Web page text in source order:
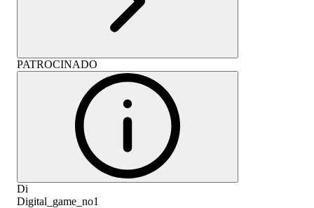
PATROCINADO
Di
Digital_game_no1